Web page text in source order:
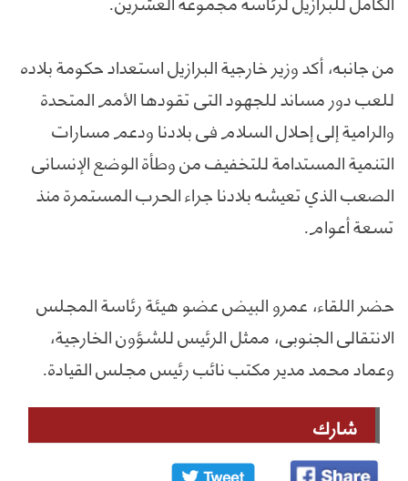
من جانبه، أكد وزير خارجية البرازيل استعداد حكومة بلاده
للعب دور مساند للجهود التي تقودها الأمم المتحدة
والرامية إلى إحلال السلام في بلادنا ودعم مسارات
التنمية المستدامة للتخفيف من وطأة الوضع الإنساني
الصعب الذي تعيشه بلادنا جراء الحرب المستمرة منذ
تسعة أعوام.
حضر اللقاء، عمرو البيض عضو هيئة رئاسة المجلس
الانتقالي الجنوبي، ممثل الرئيس للشؤون الخارجية،
وعماد محمد مدير مكتب نائب رئيس مجلس القيادة.
شارك